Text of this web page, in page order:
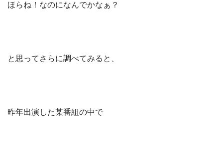
ほらね！なのになんでかなぁ？
と思ってさらに調べてみると、
昨年出演した某番組の中で